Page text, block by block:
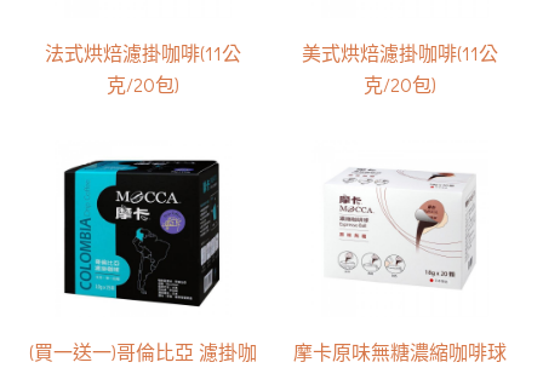
法式烘焙濾掛咖啡(11公
克/20包)
美式烘焙濾掛咖啡(11公
克/20包)
(買一送一)哥倫比亞 濾掛咖
摩卡原味無糖濃縮咖啡球